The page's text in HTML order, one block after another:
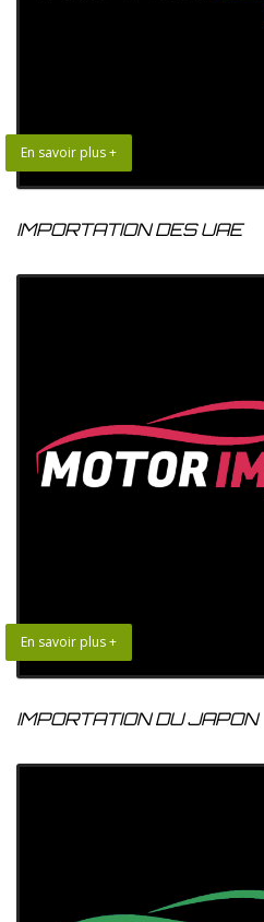
En savoir plus +
IMPORTATION DES UAE
En savoir plus +
IMPORTATION DU JAPON